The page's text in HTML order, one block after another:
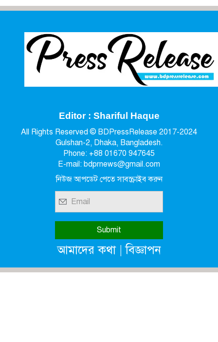
Editor : Shariful Haque
All Rights Reserved © BDPressRelease 2017-2024
Gulshan-2, Dhaka, Bangladesh.
Phone: +88 01670 947645
E-mail: bdprnews@gmail.com
নিউজ আপডেট পেতে সাবস্ক্রাইব করুন
আমাদের কথা|বিজ্ঞাপন